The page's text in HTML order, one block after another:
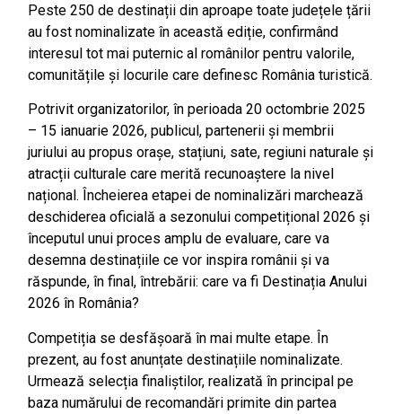
Peste 250 de destinații din aproape toate județele țării
au fost nominalizate în această ediție, confirmând
interesul tot mai puternic al românilor pentru valorile,
comunitățile și locurile care definesc România turistică.
Potrivit organizatorilor, în perioada 20 octombrie 2025
– 15 ianuarie 2026, publicul, partenerii și membrii
juriului au propus orașe, stațiuni, sate, regiuni naturale și
atracții culturale care merită recunoaștere la nivel
național. Încheierea etapei de nominalizări marchează
deschiderea oficială a sezonului competițional 2026 și
începutul unui proces amplu de evaluare, care va
desemna destinațiile ce vor inspira românii și va
răspunde, în final, întrebării: care va fi Destinația Anului
2026 în România?
Competiția se desfășoară în mai multe etape. În
prezent, au fost anunțate destinațiile nominalizate.
Urmează selecția finaliștilor, realizată în principal pe
baza numărului de recomandări primite din partea